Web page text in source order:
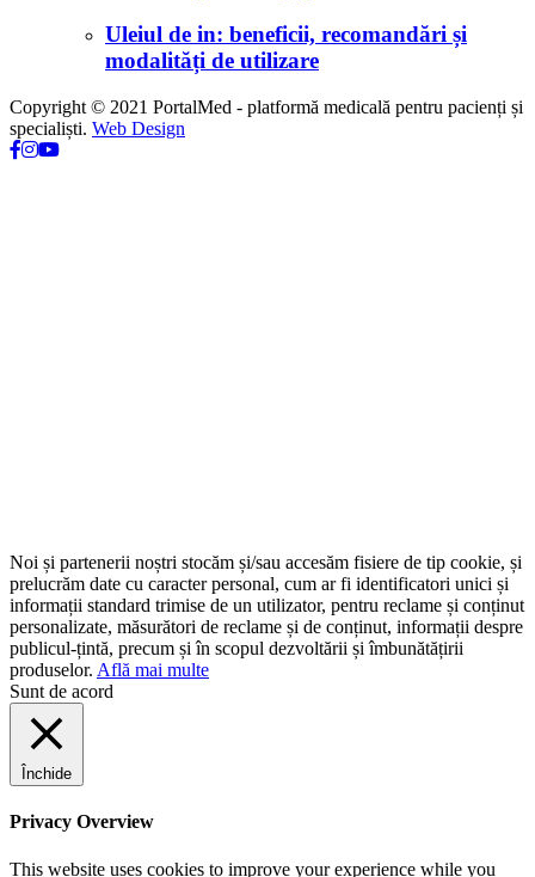
Uleiul de in: beneficii, recomandări și
modalități de utilizare
Copyright © 2021 PortalMed - platformă medicală pentru pacienți și
specialiști. Web Design
Noi și partenerii noștri stocăm și/sau accesăm fisiere de tip cookie, și
prelucrăm date cu caracter personal, cum ar fi identificatori unici și
informații standard trimise de un utilizator, pentru reclame și conținut
personalizate, măsurători de reclame și de conținut, informații despre
publicul-țintă, precum și în scopul dezvoltării și îmbunătățirii
produselor. Află mai multe
Sunt de acord
Închide
Privacy Overview
This website uses cookies to improve your experience while you